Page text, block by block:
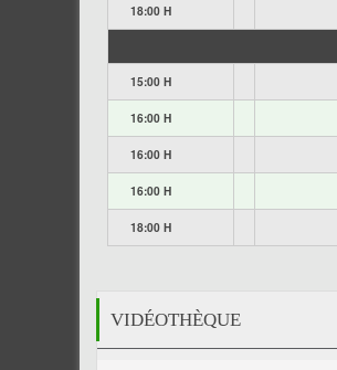
18:00 H
15:00 H
16:00 H
16:00 H
16:00 H
18:00 H
VIDÉOTHÈQUE